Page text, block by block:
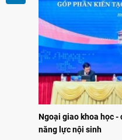
Ngoại giao khoa học -
năng lực nội sinh